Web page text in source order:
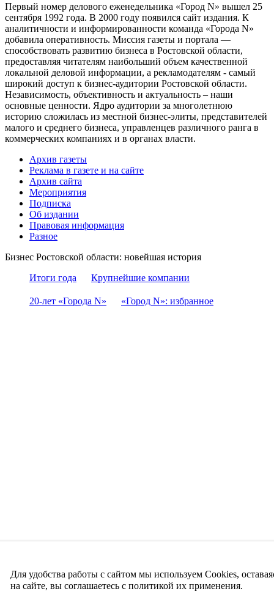
Первый номер делового еженедельника «Город N» вышел 25
сентября 1992 года. В 2000 году появился сайт издания. К
аналитичности и информированности команда «Города N»
добавила оперативность. Миссия газеты и портала —
способствовать развитию бизнеса в Ростовской области,
предоставляя читателям наибольший объем качественной
локальной деловой информации, а рекламодателям - самый
широкий доступ к бизнес-аудитории Ростовской области.
Независимость, объективность и актуальность – наши
основные ценности. Ядро аудитории за многолетнюю
историю сложилась из местной бизнес-элиты, представителей
малого и среднего бизнеса, управленцев различного ранга в
коммерческих компаниях и в органах власти.
Архив газеты
Реклама в газете и на сайте
Архив сайта
Мероприятия
Подписка
Об издании
Правовая информация
Разное
Бизнес Ростовской области: новейшая история
Итоги года
Крупнейшие компании
20-лет «Города N» «Город N»: избранное
Для удобства работы с сайтом мы используем Cookies,
на сайте, вы соглашаетесь с политикой их применения.